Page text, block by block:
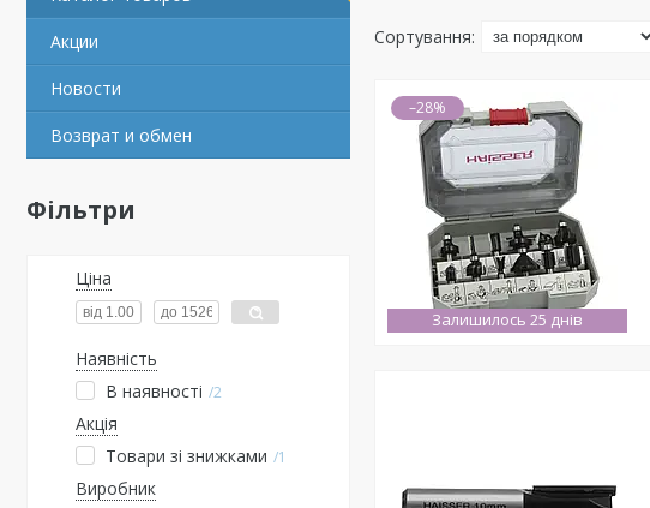
Акции
Новости
Возврат и обмен
Фільтри
Ціна
Наявність
В наявності 2
Акція
Товари зі знижками
1
Виробник
–28%
Залишилось 25 днів